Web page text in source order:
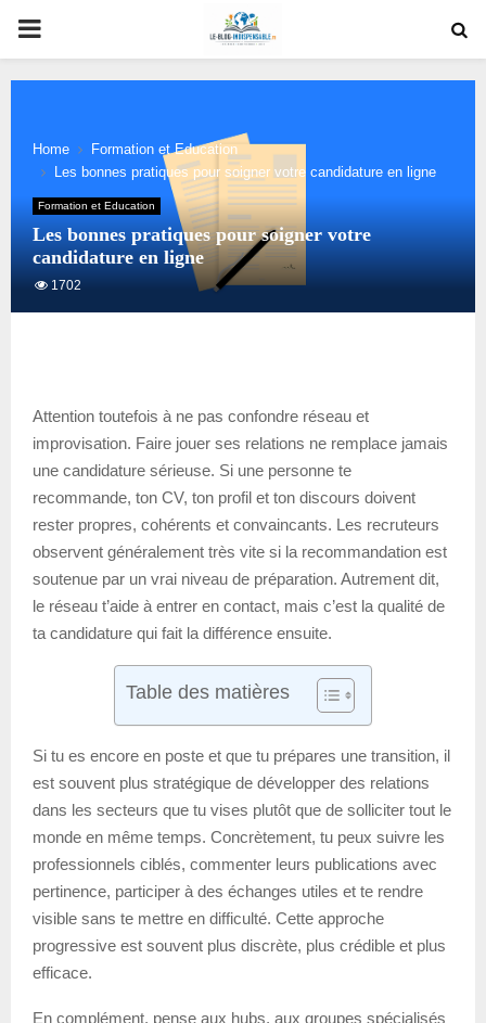
PRIMARY
MENU
Home
Formation et Education
Les bonnes pratiques pour soigner votre candidature en ligne
Formation et Education
Les bonnes pratiques pour soigner votre
candidature en ligne
1702
Attention toutefois à ne pas confondre réseau et
improvisation. Faire jouer ses relations ne remplace jamais
une candidature sérieuse. Si une personne te
recommande, ton CV, ton profil et ton discours doivent
rester propres, cohérents et convaincants. Les recruteurs
observent généralement très vite si la recommandation est
soutenue par un vrai niveau de préparation. Autrement dit,
le réseau t’aide à entrer en contact, mais c’est la qualité de
ta candidature qui fait la différence ensuite.
Table des matières
Si tu es encore en poste et que tu prépares une transition, il
est souvent plus stratégique de développer des relations
dans les secteurs que tu vises plutôt que de solliciter tout le
monde en même temps. Concrètement, tu peux suivre les
professionnels ciblés, commenter leurs publications avec
pertinence, participer à des échanges utiles et te rendre
visible sans te mettre en difficulté. Cette approche
progressive est souvent plus discrète, plus crédible et plus
efficace.
En complément, pense aux hubs, aux groupes spécialisés